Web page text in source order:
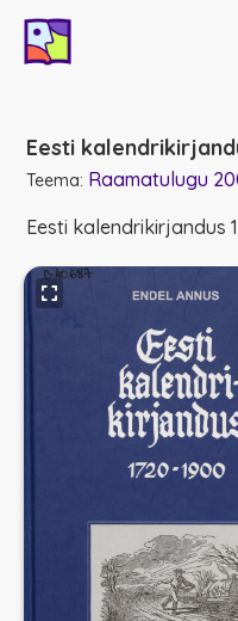
Eesti
Teema: Raamatulugu
Eesti kalendrikirjandus